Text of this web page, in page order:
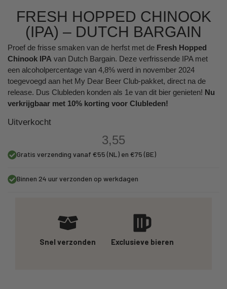
FRESH HOPPED CHINOOK
(IPA) – DUTCH BARGAIN
Proef de frisse smaken van de herfst met de Fresh Hopped
Chinook IPA van Dutch Bargain. Deze verfrissende IPA met
een alcoholpercentage van 4,8% werd in november 2024
toegevoegd aan het My Dear Beer Club-pakket, direct na de
release. Dus Clubleden konden als 1e van dit bier genieten! Nu
verkrijgbaar met 10% korting voor Clubleden!
Uitverkocht
3,55
Gratis verzending vanaf €55 (NL) en €75 (BE)
Binnen 24 uur verzonden op werkdagen
Snel verzonden Exclusieve bieren